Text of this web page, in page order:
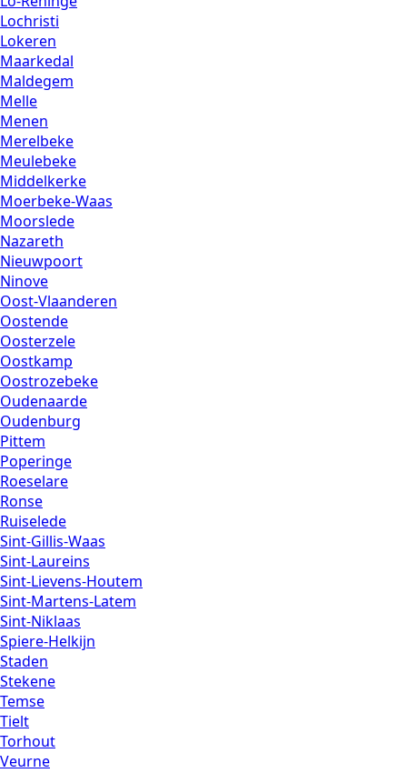
Lochristi
Lokeren
Maarkedal
Maldegem
Melle
Menen
Merelbeke
Meulebeke
Middelkerke
Moerbeke-Waas
Moorslede
Nazareth
Nieuwpoort
Ninove
Oost-Vlaanderen
Oostende
Oosterzele
Oostkamp
Oostrozebeke
Oudenaarde
Oudenburg
Pittem
Poperinge
Roeselare
Ronse
Ruiselede
Sint-Gillis-Waas
Sint-Laureins
Sint-Lievens-Houtem
Sint-Martens-Latem
Sint-Niklaas
Spiere-Helkijn
Staden
Stekene
Temse
Tielt
Torhout
Veurne